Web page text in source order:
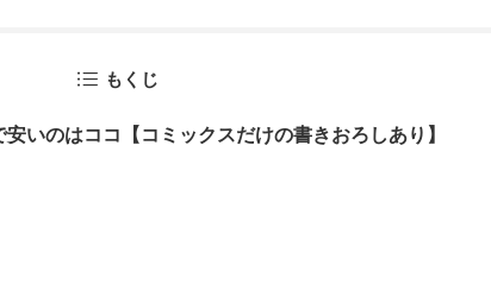
もくじ
いのはココ【コミックスだけの書きおろしあり】